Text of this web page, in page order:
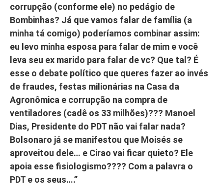
corrupção (conforme ele) no pedágio de
Bombinhas? Já que vamos falar de família (a
minha tá comigo) poderíamos combinar assim:
eu levo minha esposa para falar de mim e você
leva seu ex marido para falar de vc? Que tal? É
esse o debate político que queres fazer ao invés
de fraudes, festas milionárias na Casa da
Agronômica e corrupção na compra de
ventiladores (cadê os 33 milhões)??? Manoel
Dias, Presidente do PDT não vai falar nada?
Bolsonaro já se manifestou que Moisés se
aproveitou dele… e Cirao vai ficar quieto? Ele
apoia esse fisiologismo???? Com a palavra o
PDT e os seus….”